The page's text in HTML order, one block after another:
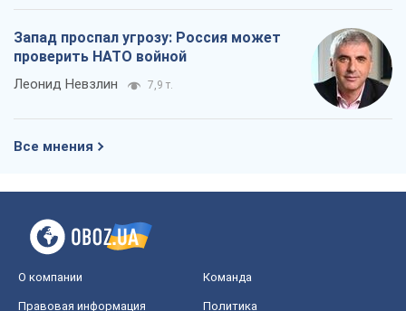
Запад проспал угрозу: Россия может
проверить НАТО войной
Леонид Невзлин 7,9 т.
Все мнения
О компании Команда
Правовая информация
Политика